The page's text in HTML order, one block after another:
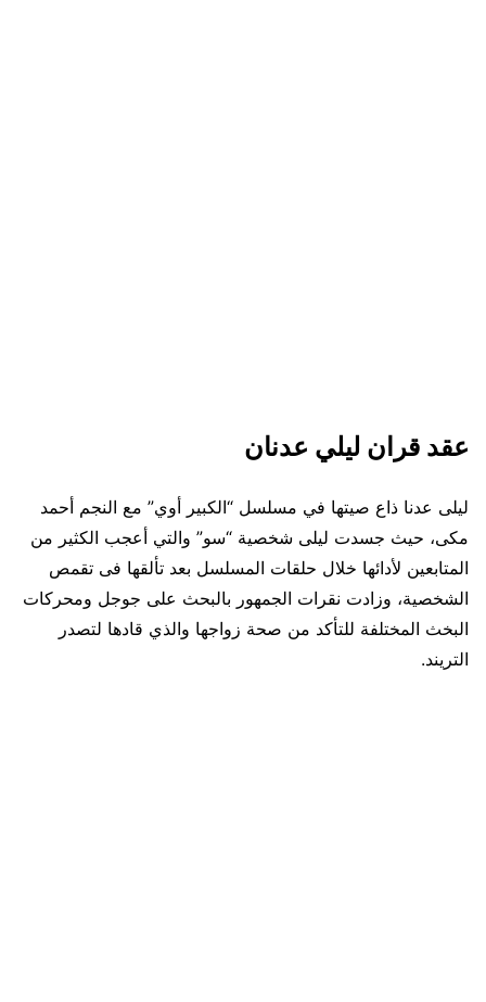
عقد قران ليلي عدنان
ليلى عدنا ذاع صيتها في مسلسل “الكبير أوي” مع النجم أحمد
مكى، حيث جسدت ليلى شخصية “سو” والتي أعجب الكثير من
المتابعين لأدائها خلال حلقات المسلسل بعد تألقها فى تقمص
الشخصية، وزادت نقرات الجمهور بالبحث على جوجل ومحركات
البخث المختلفة للتأكد من صحة زواجها والذي قادها لتصدر
التريند.